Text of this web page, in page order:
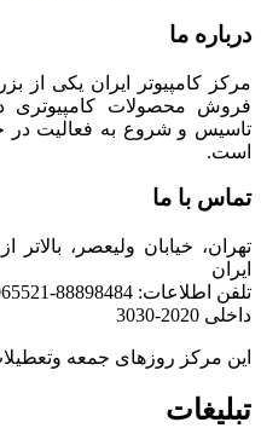
درباره ما
مرکز کامپیوتر ایران یکی از
است.
تماس با ما
تهران، خیابان ولیعصر، بالاتر
ایران
تلفن اطلاعات: 88898484-888065521
داخلی 2020-3030
این مرکز روزهای جمعه
تبلیغات